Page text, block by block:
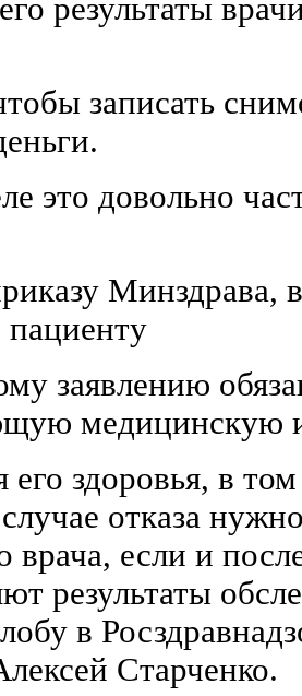
результаты
записать
это довольно
Минздрава,
заявлению
медицинскую
здоровья, в том
отказа
врача, если и
результаты
в
Старченко.